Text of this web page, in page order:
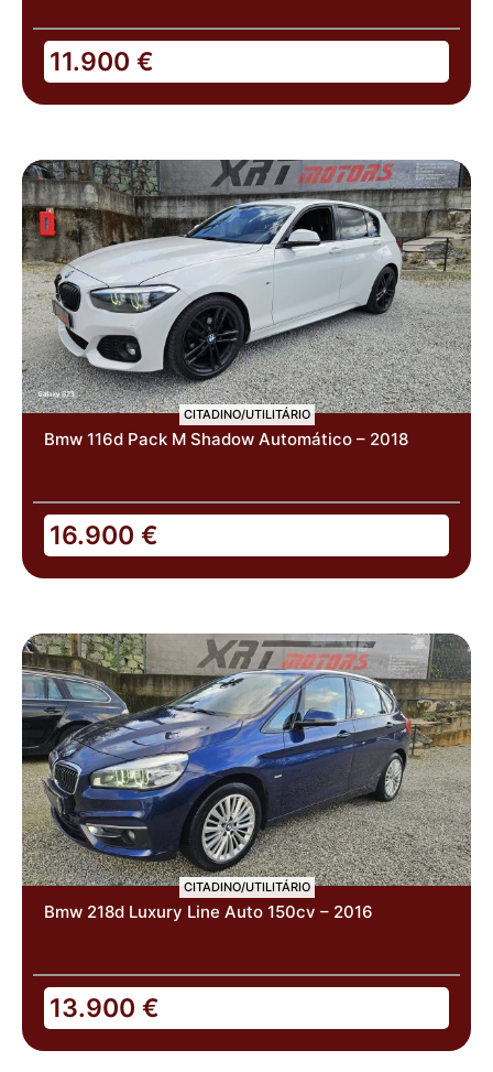
11.900 €
CITADINO/UTILITÁRIO
Bmw 116d Pack M Shadow Automático – 2018
16.900 €
CITADINO/UTILITÁRIO
Bmw 218d Luxury Line Auto 150cv – 2016
13.900 €